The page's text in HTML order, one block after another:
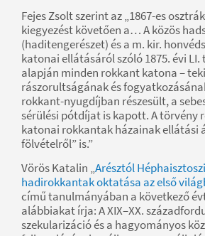
Fejes Zsolt szerint az „1867-es
kiegyezést követően a… A közös
(haditengerészet) és a m. kir.
katonai ellátásáról szóló 1875. évi
alapján minden rokkant katona –
rászorultságának és
rokkant-nyugdíjban részesült, a
sérülési pótdíjat is kapott. A törvény
katonai rokkantak házainak ellátási
fölvételről” is.”
Vörös Katalin „Arésztól
hadirokkantak oktatása az első
című tanulmányában a következő
alábbiakat írja: A XIX–XX.
szekularizáció és a hagyományos